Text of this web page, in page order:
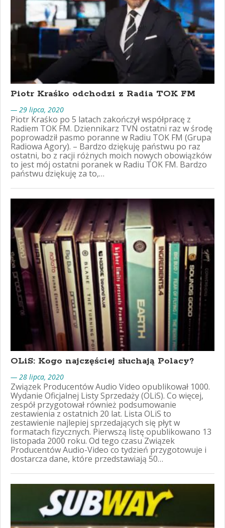
Piotr Kraśko odchodzi z Radia TOK FM
— 29 lipca, 2020
Piotr Kraśko po 5 latach zakończył współpracę z
Radiem TOK FM. Dziennikarz TVN ostatni raz w środę
poprowadził pasmo poranne w Radiu TOK FM (Grupa
Radiowa Agory). – Bardzo dziękuję państwu po raz
ostatni, bo z racji różnych moich nowych obowiązków
to jest mój ostatni poranek w Radiu TOK FM. Bardzo
państwu dziękuję za to,…
OLiS: Kogo najczęściej słuchają Polacy?
— 28 lipca, 2020
Związek Producentów Audio Video opublikował 1000.
Wydanie Oficjalnej Listy Sprzedaży (OLiS). Co więcej,
zespół przygotował również podsumowanie
zestawienia z ostatnich 20 lat. Lista OLiS to
zestawienie najlepiej sprzedających się płyt w
formatach fizycznych. Pierwszą listę opublikowano 13
listopada 2000 roku. Od tego czasu Związek
Producentów Audio-Video co tydzień przygotowuje i
dostarcza dane, które przedstawiają 50…